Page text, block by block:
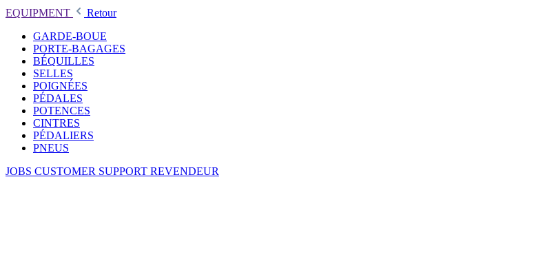
EQUIPMENT
Retour
GARDE-BOUE
PORTE-BAGAGES
BÉQUILLES
SELLES
POIGNÉES
PÉDALES
POTENCES
CINTRES
PÉDALIERS
PNEUS
JOBS CUSTOMER SUPPORT REVENDEUR